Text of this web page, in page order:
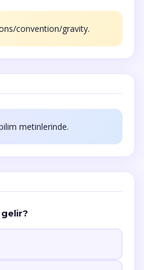
convention/gravity.
metinlerinde.